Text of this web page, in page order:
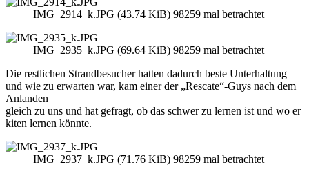
IMG_2914_k.JPG (43.74 KiB) 98259 mal betrachtet
IMG_2935_k.JPG (69.64 KiB) 98259 mal betrachtet
Die restlichen Strandbesucher hatten dadurch beste Unterhaltung
und wie zu erwarten war, kam einer der „Rescate“-Guys nach dem
Anlanden
gleich zu uns und hat gefragt, ob das schwer zu lernen ist und wo er
kiten lernen könnte.
IMG_2937_k.JPG (71.76 KiB) 98259 mal betrachtet